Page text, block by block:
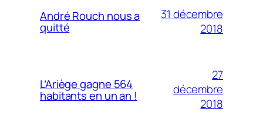
André Rouch nous a
quitté
31 décembre
2018
L’Ariège gagne 564
habitants en un an !
27
décembre
2018